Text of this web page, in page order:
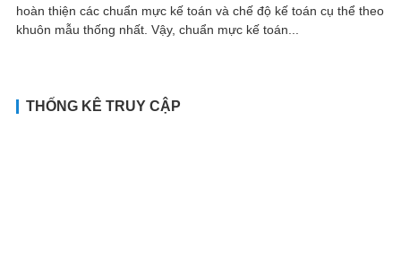
hoàn thiện các chuẩn mực kế toán và chế độ kế toán cụ thể theo
khuôn mẫu thống nhất. Vậy, chuẩn mực kế toán...
THỐNG KÊ TRUY CẬP